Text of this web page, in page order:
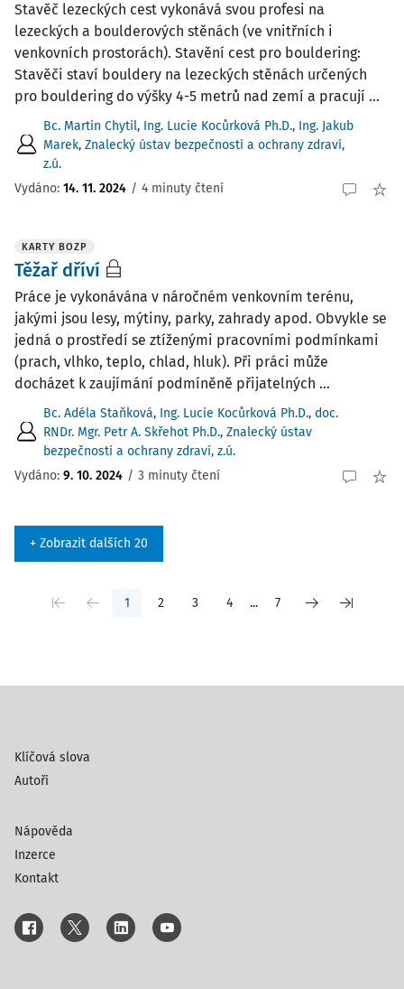
Stavěč lezeckých cest vykonává svou profesi na
lezeckých a boulderových stěnách (ve vnitřních i
venkovních prostorách). Stavění cest pro bouldering:
Stavěči staví bouldery na lezeckých stěnách určených
pro bouldering do výšky 4-5 metrů nad zemí a pracují ...
Bc. Martin Chytil, Ing. Lucie Kocůrková Ph.D., Ing. Jakub
Marek, Znalecký ústav bezpečnosti a ochrany zdraví,
z.ú.
Vydáno: 14. 11. 2024 / 4 minuty čtení
KARTY BOZP
Těžař dříví
Práce je vykonávána v náročném venkovním terénu,
jakými jsou lesy, mýtiny, parky, zahrady apod. Obvykle se
jedná o prostředí se ztíženými pracovními podmínkami
(prach, vlhko, teplo, chlad, hluk). Při práci může
docházet k zaujímání podmíněně přijatelných ...
Bc. Adéla Staňková, Ing. Lucie Kocůrková Ph.D., doc.
RNDr. Mgr. Petr A. Skřehot Ph.D., Znalecký ústav
bezpečnosti a ochrany zdraví, z.ú.
Vydáno: 9. 10. 2024 / 3 minuty čtení
+ Zobrazit dalších 20
1 2 3 4 ... 7
Klíčová slova
Autoři
Nápověda
Inzerce
Kontakt